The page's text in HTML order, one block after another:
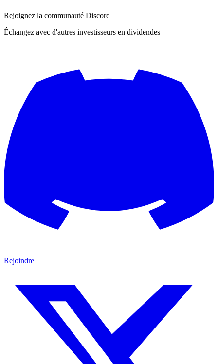
Rejoignez la communauté Discord
Échangez avec d'autres investisseurs en dividendes
Rejoindre